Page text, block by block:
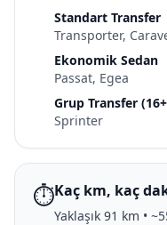
Standart Transfer
Transporter,
Ekonomik Sedan
Passat, Egea
Grup Transfer
Sprinter
⏱️Kaç km, kaç
Yaklaşık 91 km •